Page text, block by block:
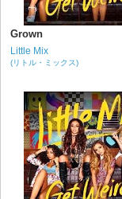
Grown
Little Mix
(リトル・ミックス)